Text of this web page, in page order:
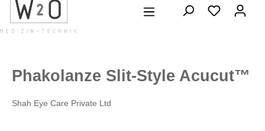
springen
Phakolanze Slit-Style Acucut™
Shah Eye Care Private Ltd